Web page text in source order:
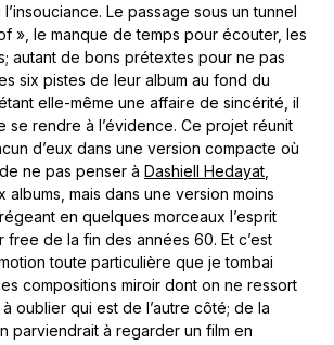
Le passage sous un tunnel
», le manque de temps pour écouter, les
autant de bons prétextes pour ne pas
six pistes de leur album au fond du
elle-même une affaire de sincérité, il
se rendre à l’évidence. Ce projet réunit
d’eux dans une version compacte où
ne pas penser à Dashiell Hedayat
albums, mais dans une version moins
en quelques morceaux l’esprit
free de la fin des années 60. Et c’est
toute particulière que je tombai
compositions miroir dont on ne ressort
à oublier qui est de l’autre côté; de la
parviendrait à regarder un film en